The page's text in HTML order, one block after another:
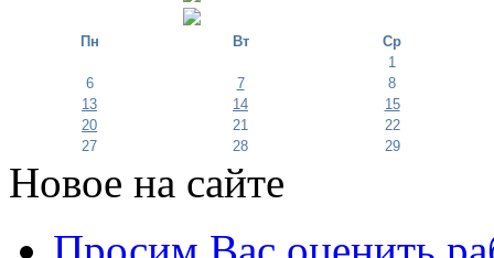
Пн Вт
Ср
1
6
7
8
13
14
15
20
21
22
27
28 29
Новое на сайте